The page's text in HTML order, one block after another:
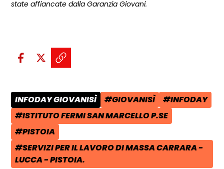
state affiancate dalla Garanzia Giovani.
Condividi sui social:
Condividi su Facebook - apre
Condividi su X - apre una
Copia il link e condividi -
CATEGORIA POST:
INFODAY GIOVANISÌ TAG:
#GIOVANISÌ TAG:
#INFODAY
TAG:
#ISTITUTO FERMI SAN MARCELLO P.SE
TAG:
#PISTOIA
TAG:
#SERVIZI PER IL LAVORO DI MASSA CARRARA -
LUCCA - PISTOIA.